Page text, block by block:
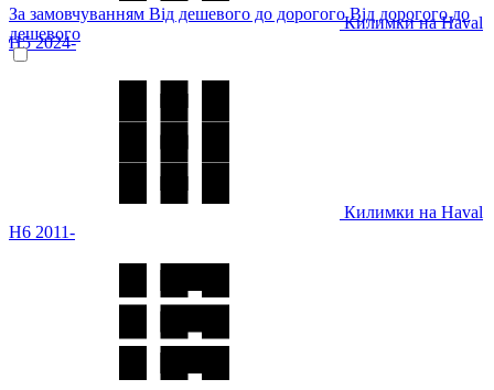
Килимки на Haval
H5 2024-
Килимки на Haval
H6 2011-
За замовчуванням Від дешевого до дорогогоВід дорогого до
дешевого